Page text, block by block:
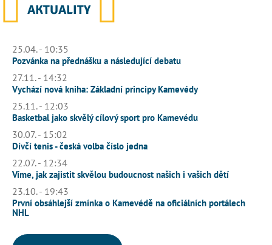
AKTUALITY
25.04. - 10:35
Pozvánka na přednášku a následující debatu
27.11. - 14:32
Vychází nová kniha: Základní principy Kamevédy
25.11. - 12:03
Basketbal jako skvělý cílový sport pro Kamevédu
30.07. - 15:02
Dívčí tenis - česká volba číslo jedna
22.07. - 12:34
Víme, jak zajistit skvělou budoucnost našich i vašich dětí
23.10. - 19:43
První obsáhlejší zmínka o Kamevédě na oficiálních portálech
NHL